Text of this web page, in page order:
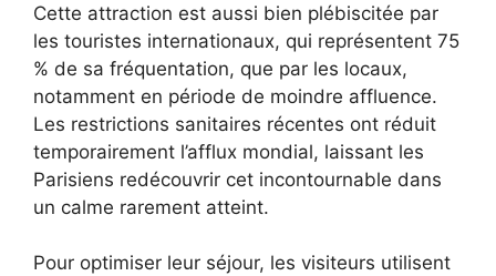
Cette attraction est aussi bien plébiscitée par
les touristes internationaux, qui représentent 75
% de sa fréquentation, que par les locaux,
notamment en période de moindre affluence.
Les restrictions sanitaires récentes ont réduit
temporairement l’afflux mondial, laissant les
Parisiens redécouvrir cet incontournable dans
un calme rarement atteint.
Pour optimiser leur séjour, les visiteurs utilisent